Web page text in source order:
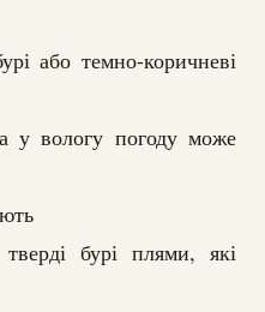
або темно-коричневі
у вологу погоду може
бурі плями, які